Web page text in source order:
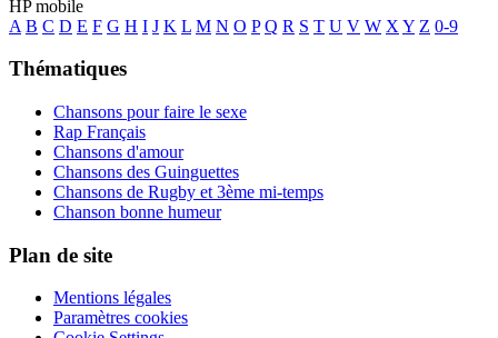
HP mobile
A B C D E F G H I J K L M N O P Q R S T U V W X Y Z 0-9
Thématiques
Chansons pour faire le sexe
Rap Français
Chansons d'amour
Chansons des Guinguettes
Chansons de Rugby et 3ème mi-temps
Chanson bonne humeur
Plan de site
Mentions légales
Paramètres cookies